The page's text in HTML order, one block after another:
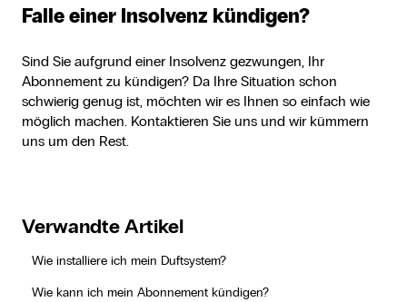
Falle einer Insolvenz kündigen?
Sind Sie aufgrund einer Insolvenz gezwungen, Ihr
Abonnement zu kündigen? Da Ihre Situation schon
schwierig genug ist, möchten wir es Ihnen so einfach wie
möglich machen. Kontaktieren Sie uns und wir kümmern
uns um den Rest.
Verwandte Artikel
Wie installiere ich mein Duftsystem?
Wie kann ich mein Abonnement kündigen?